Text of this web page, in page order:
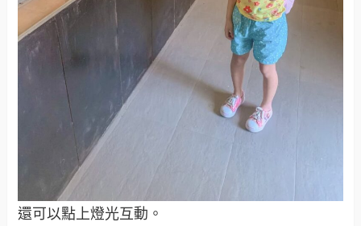
還可以點上燈光互動。